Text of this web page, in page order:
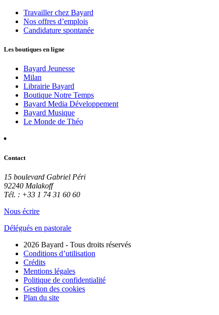
Travailler chez Bayard
Nos offres d’emplois
Candidature spontanée
Les boutiques en ligne
Bayard Jeunesse
Milan
Librairie Bayard
Boutique Notre Temps
Bayard Media Développement
Bayard Musique
Le Monde de Théo
Contact
15 boulevard Gabriel Péri
92240 Malakoff
Tél. : +33 1 74 31 60 60
Nous écrire
Délégués en pastorale
2026 Bayard - Tous droits réservés
Conditions d’utilisation
Crédits
Mentions légales
Politique de confidentialité
Gestion des cookies
Plan du site